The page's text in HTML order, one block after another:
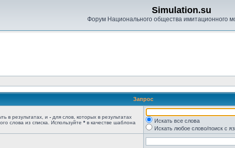
Simulation.su
Форум Национального общества имитационного
Запрос
в результатах, и - для слов, которых в результатах
слова из списка. Используйте * в качестве шаблона
Искать все слова
Искать любое слово/поиск с